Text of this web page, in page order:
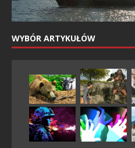
WYBÓR ARTYKUŁÓW